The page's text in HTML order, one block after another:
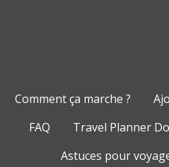
Comment ça marche ?
FAQ
Travel Planner
Astuces pour